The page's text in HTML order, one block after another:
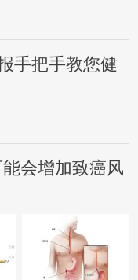
手把手教您健
会增加致癌风